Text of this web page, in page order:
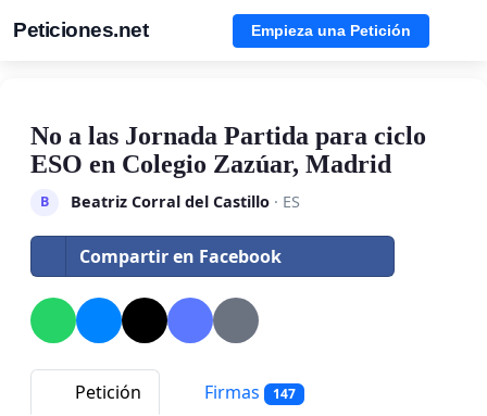
Peticiones.net Empieza una Petición
No a las Jornada Partida para ciclo
ESO en Colegio Zazúar, Madrid
B Beatriz Corral del Castillo· ES
Compartir en Facebook
Petición Firmas 147